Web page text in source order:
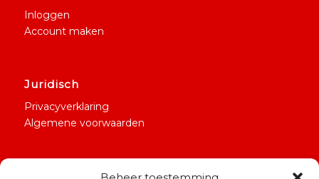
Inloggen
Account maken
Juridisch
Privacyverklaring
Algemene voorwaarden